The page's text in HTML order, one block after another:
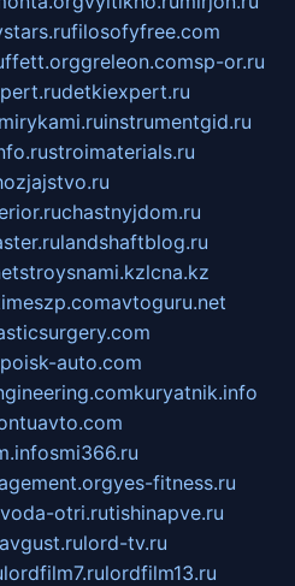
filosofyfree.com
greleon.comsp-or.ru
detkiexpert.ru
instrumentgid.ru
stroimaterials.ru
chastnyjdom.ru
landshaftblog.ru
stroysnami.kzlcna.kz
avtoguru.net
poisk-auto.com
kuryatnik.info
smi366.ru
yes-fitness.ru
voda-otri.rutishinapve.ru
lord-tv.ru
lordfilm7.rulordfilm13.ru